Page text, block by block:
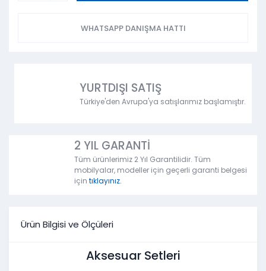
WHATSAPP DANIŞMA HATTI
YURTDIŞI SATIŞ
Türkiye'den Avrupa'ya satışlarımız başlamıştır.
2 YIL GARANTİ
Tüm ürünlerimiz 2 Yıl Garantilidir. Tüm
mobilyalar, modeller için geçerli garanti belgesi
için tıklayınız.
Ürün Bilgisi ve Ölçüleri
Aksesuar Setleri